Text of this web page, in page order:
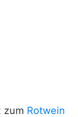
zum Rotwein